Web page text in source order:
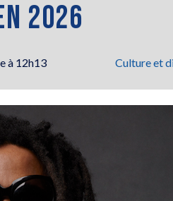
2026
à 12h13 Culture et